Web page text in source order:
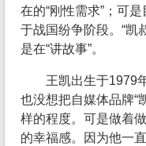
在的“刚性需求”；可
于战国纷争阶段。“凯
是在“讲故事”。
王凯出生于1979
也没想把自媒体品牌“
样的程度。可是做着
的幸福感。因为他一